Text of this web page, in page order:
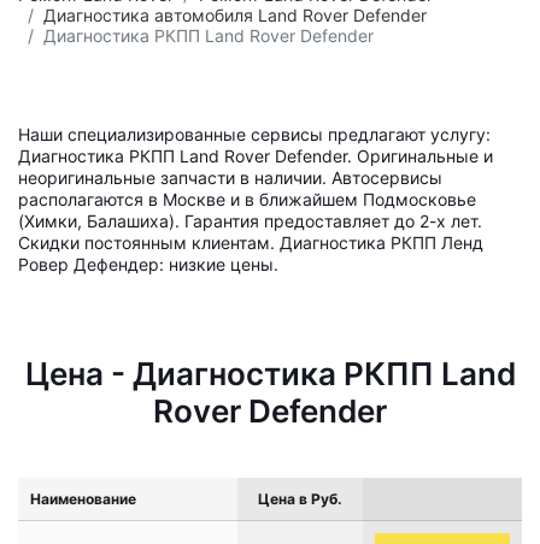
Диагностика автомобиля Land Rover Defender
Диагностика РКПП Land Rover Defender
Наши специализированные сервисы предлагают услугу:
Диагностика РКПП Land Rover Defender. Оригинальные и
неоригинальные запчасти в наличии. Автосервисы
располагаются в Москве и в ближайшем Подмосковье
(Химки, Балашиха). Гарантия предоставляет до 2-х лет.
Скидки постоянным клиентам. Диагностика РКПП Ленд
Ровер Дефендер: низкие цены.
Цена - Диагностика РКПП Land
Rover Defender
Наименование Цена в Руб.